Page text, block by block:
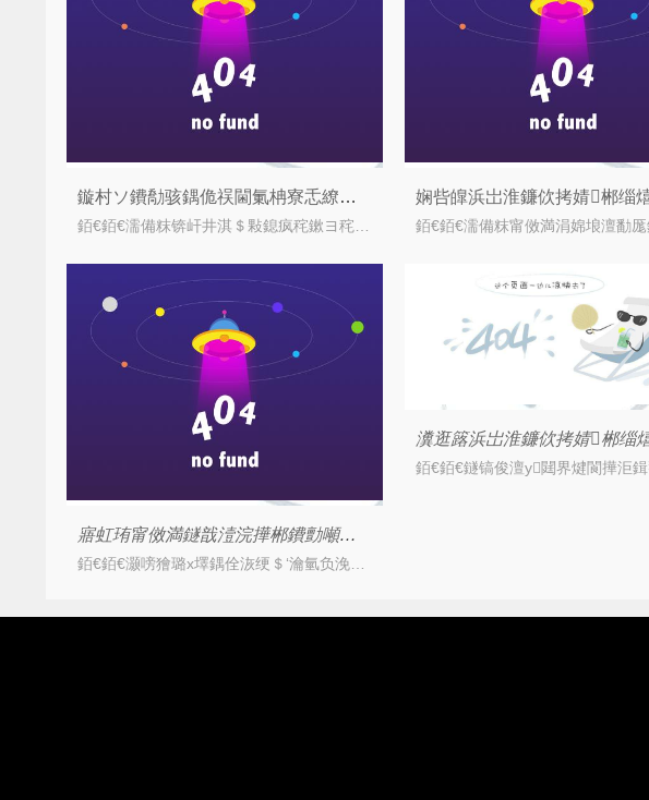
鏇村ソ鐨勪骇鍝佹祦閫氭柟寮忎繚闅滐紝瀹氬埗闃蹭吉鏍囩
寤虹珛甯傚満鐩戠潱浣撶郴鐨勯噸瑕佹搷鎵嬶紝鎶よ偆鍝侀槻绐滆揣绯荤粺
銆€銆€灏嗙獪璐х墿鍝佺洃绠＄‘瀹氫负浼佷笟鍒跺害锛屾垚绔嬩笓闂ㄦ満鏋勶紝涓撲汉妫€鏌ョ粡閿€鍟嗘槸鍚﹀湪绐滆揣銆傚鍚勫尯鍩熷競鍦鸿繘琛屼骇鍝?/i>